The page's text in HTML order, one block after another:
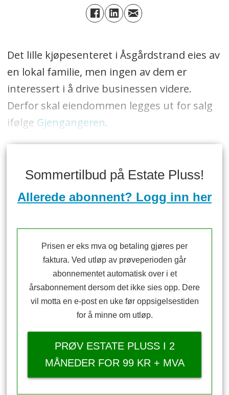
Det lille kjøpesenteret i Åsgårdstrand eies av
en lokal familie, men ingen av dem er
interessert i å drive businessen videre.
Derfor skal eiendommen legges ut for salg
ifølge Gjengangeren.
Sommertilbud på Estate Pluss!
Allerede abonnent? Logg inn her
Prisen er eks mva og betaling gjøres per
faktura. Ved utløp av prøveperioden går
abonnementet automatisk over i et
årsabonnement dersom det ikke sies opp. Dere
vil motta en e-post en uke før oppsigelsestiden
for å minne om utløp.
PRØV ESTATE PLUSS I 2
MÅNEDER FOR 99 KR + MVA